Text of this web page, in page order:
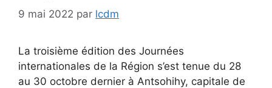
9 mai 2022 par lcdm
La troisième édition des Journées
internationales de la Région s’est tenue du 28
au 30 octobre dernier à Antsohihy, capitale de